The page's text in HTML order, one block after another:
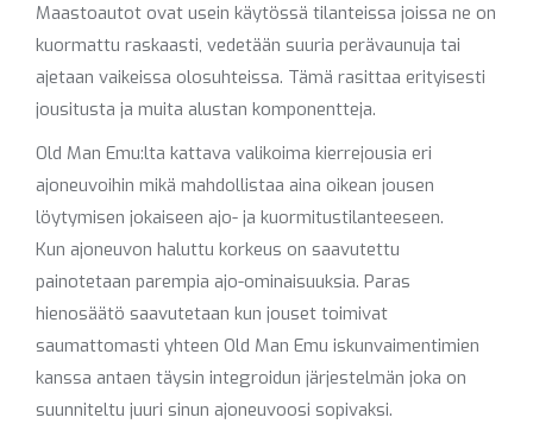
Maastoautot ovat usein käytössä tilanteissa joissa ne on
kuormattu raskaasti, vedetään suuria perävaunuja tai
ajetaan vaikeissa olosuhteissa. Tämä rasittaa erityisesti
jousitusta ja muita alustan komponentteja.
Old Man Emu:lta kattava valikoima kierrejousia eri
ajoneuvoihin mikä mahdollistaa aina oikean jousen
löytymisen jokaiseen ajo- ja kuormitustilanteeseen.
Kun ajoneuvon haluttu korkeus on saavutettu
painotetaan parempia ajo-ominaisuuksia. Paras
hienosäätö saavutetaan kun jouset toimivat
saumattomasti yhteen Old Man Emu iskunvaimentimien
kanssa antaen täysin integroidun järjestelmän joka on
suunniteltu juuri sinun ajoneuvoosi sopivaksi.